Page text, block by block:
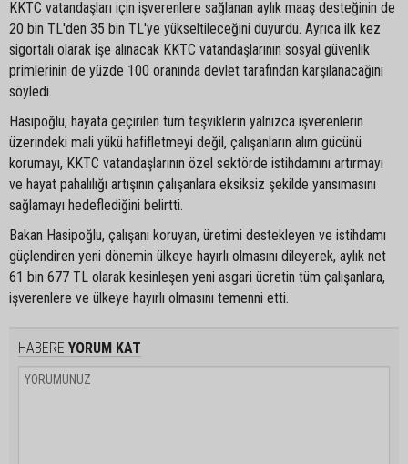
KKTC vatandaşları için işverenlere sağlanan aylık maaş desteğinin de
20 bin TL'den 35 bin TL'ye yükseltileceğini duyurdu. Ayrıca ilk kez
sigortalı olarak işe alınacak KKTC vatandaşlarının sosyal güvenlik
primlerinin de yüzde 100 oranında devlet tarafından karşılanacağını
söyledi.
Hasipoğlu, hayata geçirilen tüm teşviklerin yalnızca işverenlerin
üzerindeki mali yükü hafifletmeyi değil, çalışanların alım gücünü
korumayı, KKTC vatandaşlarının özel sektörde istihdamını artırmayı
ve hayat pahalılığı artışının çalışanlara eksiksiz şekilde yansımasını
sağlamayı hedeflediğini belirtti.
Bakan Hasipoğlu, çalışanı koruyan, üretimi destekleyen ve istihdamı
güçlendiren yeni dönemin ülkeye hayırlı olmasını dileyerek, aylık net
61 bin 677 TL olarak kesinleşen yeni asgari ücretin tüm çalışanlara,
işverenlere ve ülkeye hayırlı olmasını temenni etti.
HABERE YORUM KAT